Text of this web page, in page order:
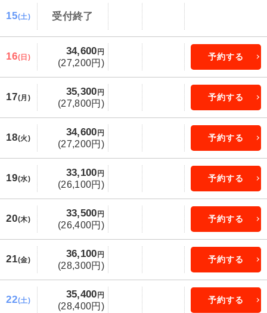
15(土) 受付終了
16(日)
34,600 円
(27,200円)
予約する
17(月)
35,300 円
(27,800円)
予約する
18(火)
34,600 円
(27,200円)
予約する
19(水)
33,100 円
(26,100円)
予約する
20(木)
33,500 円
(26,400円)
予約する
21(金)
36,100 円
(28,300円)
予約する
22(土)
35,400 円
(28,400円)
予約する